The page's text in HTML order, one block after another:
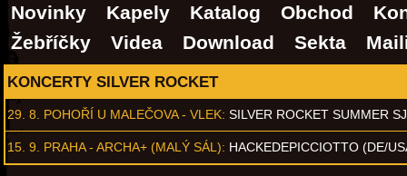
Novinky Kapely Katalog Obchod
Žebříčky
Videa Download Sekta
KONCERTY SILVER ROCKET
29. 8. POHOŘÍ U MALEČOVA - VLEK: SILVER ROCKET SUMMER
15. 9. PRAHA - ARCHA+ (MALÝ SÁL): HACKEDEPICCIOTTO (DE/